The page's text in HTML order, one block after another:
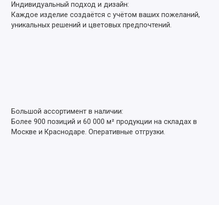
Индивидуальный подход и дизайн:
Каждое изделие создаётся с учётом ваших пожеланий,
уникальных решений и цветовых предпочтений.
Большой ассортимент в наличии:
Более 900 позиций и 60 000 м² продукции на складах в
Москве и Краснодаре. Оперативные отгрузки.